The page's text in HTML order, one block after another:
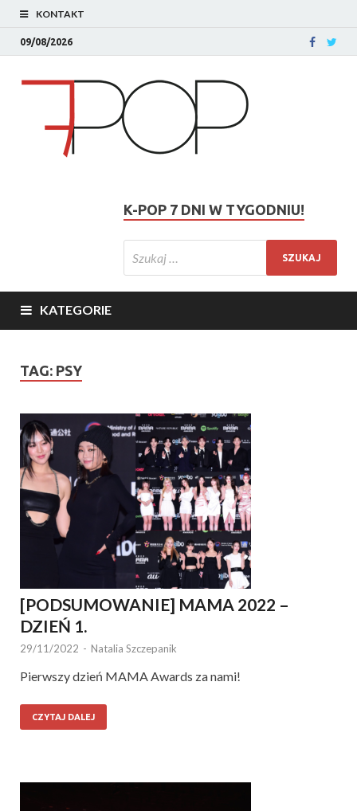
KONTAKT
09/08/2026
K-POP 7 DNI W TYGODNIU!
KATEGORIE
TAG: PSY
[PODSUMOWANIE] MAMA 2022 –
DZIEŃ 1.
29/11/2022 - Natalia Szczepanik
Pierwszy dzień MAMA Awards za nami!
CZYTAJ DALEJ